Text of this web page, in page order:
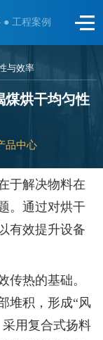
● 工程案例
与效率
煤烘干均匀性
品中心
于解决物料在
。通过对烘干
有效提升设备
传热的基础。
堆积，形成“风
用复合式扬料